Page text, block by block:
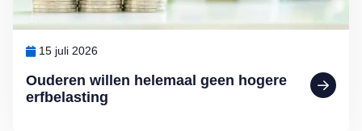
Ouderen willen helemaal geen hogere
erfbelasting
15 juli 2026